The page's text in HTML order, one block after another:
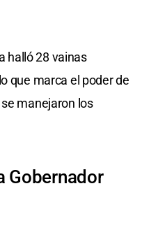
halló 28 vainas
que marca el poder de
manejaron los
Gobernador